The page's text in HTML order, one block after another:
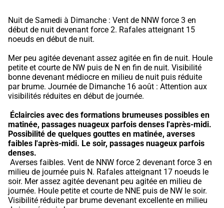
Nuit de Samedi à Dimanche : Vent de NNW force 3 en
début de nuit devenant force 2. Rafales atteignant 15
noeuds en début de nuit.
Mer peu agitée devenant assez agitée en fin de nuit. Houle
petite et courte de NW puis de N en fin de nuit. Visibilité
bonne devenant médiocre en milieu de nuit puis réduite
par brume. Journée de Dimanche 16 août : Attention aux
visibilités réduites en début de journée.
Éclaircies avec des formations brumeuses possibles en
matinée, passages nuageux parfois denses l'après-midi.
Possibilité de quelques gouttes en matinée, averses
faibles l'après-midi. Le soir, passages nuageux parfois
denses.
milieu de journée puis N. Rafales atteignant 17 noeuds le
soir. Mer assez agitée devenant peu agitée en milieu de
journée. Houle petite et courte de NNE puis de NW le soir.
Visibilité réduite par brume devenant excellente en milieu